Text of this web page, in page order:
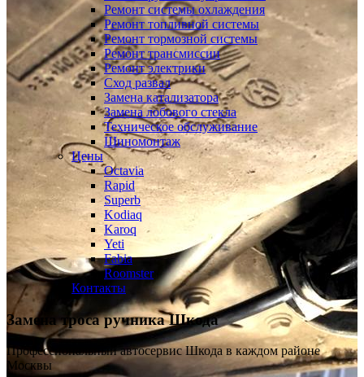
Ремонт системы охлаждения
Ремонт топливной системы
Ремонт тормозной системы
Ремонт трансмиссии
Ремонт электрики
Сход развал
Замена катализатора
Замена лобового стекла
Техническое обслуживание
Шиномонтаж
Цены
Octavia
Rapid
Superb
Kodiaq
Karoq
Yeti
Fabia
Roomster
Контакты
Замена троса ручника Шкода
Профессиональный автосервис Шкода в каждом районе
Москвы